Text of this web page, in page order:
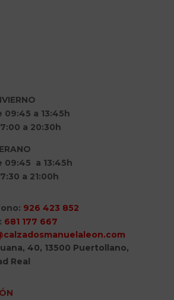
09:45 a 13:45h
a 20:30h
09:45 a 13:45h
a 21:00h
926 423 852
681 177 667
40, 13500 Puertollano,
Real